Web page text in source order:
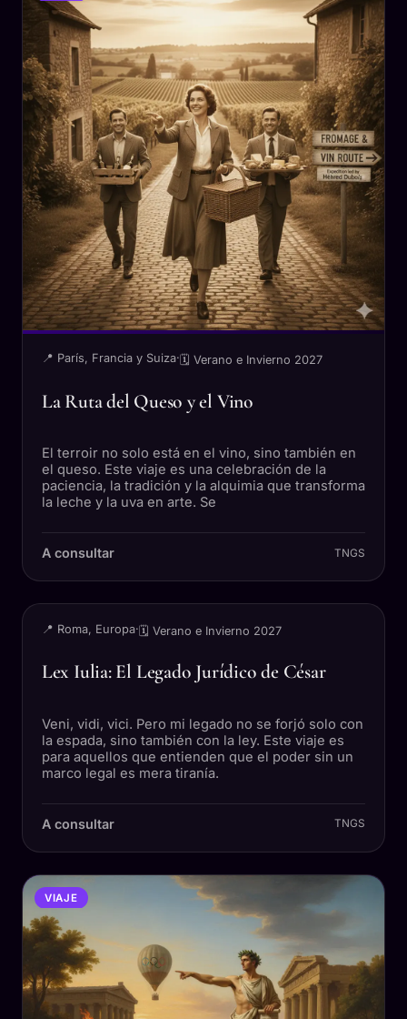
📍 París, Francia y Suiza· 🗓 Verano e Invierno 2027
La Ruta del Queso y el Vino
El terroir no solo está en el vino, sino también en
el queso. Este viaje es una celebración de la
paciencia, la tradición y la alquimia que transforma
la leche y la uva en arte. Se
A consultar TNGS
VIAJE
📍 Roma, Europa·🗓 Verano e Invierno 2027
Lex Iulia: El Legado Jurídico de César
Veni, vidi, vici. Pero mi legado no se forjó solo con
la espada, sino también con la ley. Este viaje es
para aquellos que entienden que el poder sin un
marco legal es mera tiranía.
A consultar TNGS
VIAJE